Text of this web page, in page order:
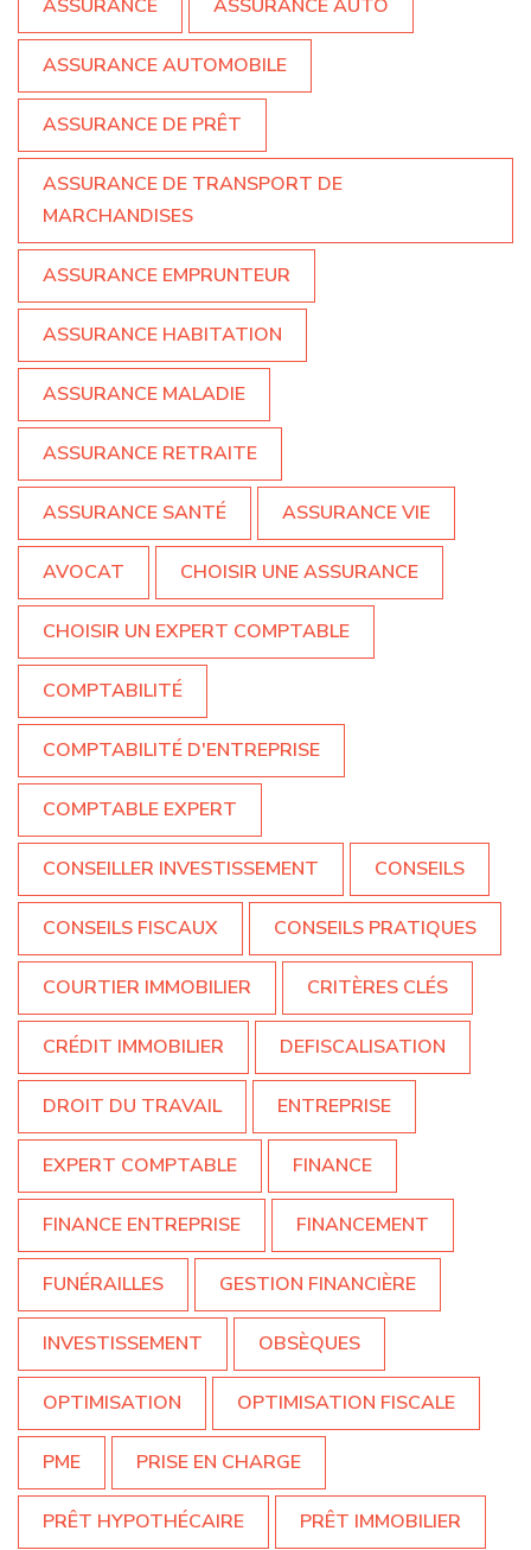
ASSURANCE ASSURANCE AUTO
ASSURANCE AUTOMOBILE
ASSURANCE DE PRÊT
ASSURANCE DE TRANSPORT DE
MARCHANDISES
ASSURANCE EMPRUNTEUR
ASSURANCE HABITATION
ASSURANCE MALADIE
ASSURANCE RETRAITE
ASSURANCE SANTÉ ASSURANCE VIE
AVOCAT CHOISIR UNE ASSURANCE
CHOISIR UN EXPERT COMPTABLE
COMPTABILITÉ
COMPTABILITÉ D'ENTREPRISE
COMPTABLE EXPERT
CONSEILLER INVESTISSEMENT CONSEILS
CONSEILS FISCAUX CONSEILS PRATIQUES
COURTIER IMMOBILIER CRITÈRES CLÉS
CRÉDIT IMMOBILIER DEFISCALISATION
DROIT DU TRAVAIL ENTREPRISE
EXPERT COMPTABLE FINANCE
FINANCE ENTREPRISE FINANCEMENT
FUNÉRAILLES GESTION FINANCIÈRE
INVESTISSEMENT OBSÈQUES
OPTIMISATION OPTIMISATION FISCALE
PME PRISE EN CHARGE
PRÊT HYPOTHÉCAIRE PRÊT IMMOBILIER